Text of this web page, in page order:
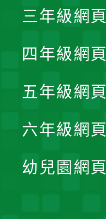
三年級網頁
四年級網頁
五年級網頁
六年級網頁
幼兒園網頁